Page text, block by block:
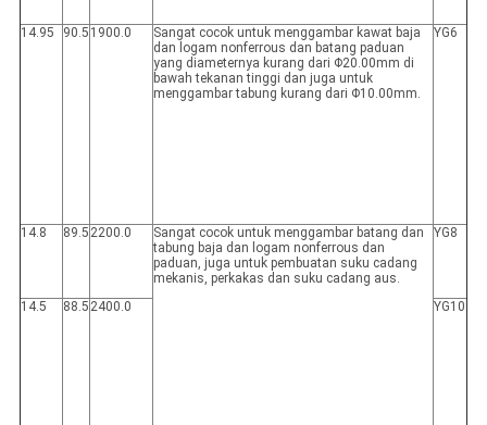
14.95 90.5 1900.0
Sangat cocok untuk menggambar kawat baja
dan logam nonferrous dan batang paduan
yang diameternya kurang dari Φ20.00mm di
bawah tekanan tinggi dan juga untuk
menggambar tabung kurang dari Φ10.00mm.
YG6
14.8 89.5 2200.0
Sangat cocok untuk menggambar batang dan
tabung baja dan logam nonferrous dan
paduan, juga untuk pembuatan suku cadang
mekanis, perkakas dan suku cadang aus.
YG8
14.5 88.5 2400.0 YG10